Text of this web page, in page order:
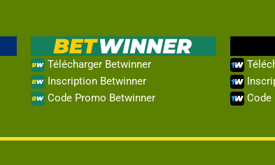
Télécharger Betwinner
Inscription Betwinner
Code Promo Betwinner
Code